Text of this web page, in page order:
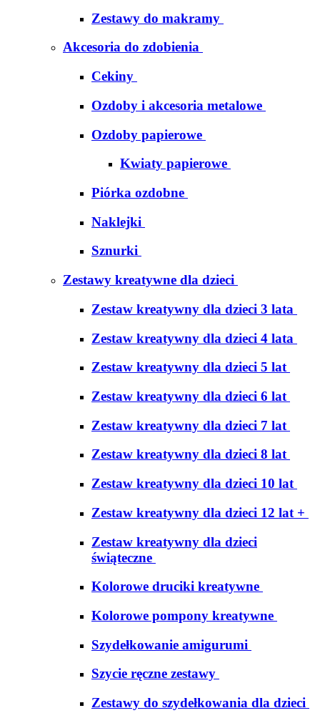
Zestawy do makramy
Akcesoria do zdobienia
Cekiny
Ozdoby i akcesoria metalowe
Ozdoby papierowe
Kwiaty papierowe
Piórka ozdobne
Naklejki
Sznurki
Zestawy kreatywne dla dzieci
Zestaw kreatywny dla dzieci 3 lata
Zestaw kreatywny dla dzieci 4 lata
Zestaw kreatywny dla dzieci 5 lat
Zestaw kreatywny dla dzieci 6 lat
Zestaw kreatywny dla dzieci 7 lat
Zestaw kreatywny dla dzieci 8 lat
Zestaw kreatywny dla dzieci 10 lat
Zestaw kreatywny dla dzieci 12 lat +
Zestaw kreatywny dla dzieci
świąteczne
Kolorowe druciki kreatywne
Kolorowe pompony kreatywne
Szydełkowanie amigurumi
Szycie ręczne zestawy
Zestawy do szydełkowania dla dzieci